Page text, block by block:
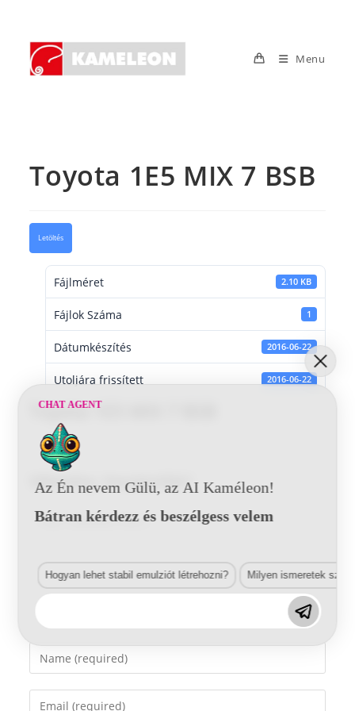
content
Menu
Toyota 1E5 MIX 7 BSB
Letöltés
Fájlméret 2.10 KB
Fájlok Száma 1
Dátumkészítés 2016-06-22
Utoljára frissített 2016-06-22
Toyota 1E5 MIX 7 BSB
Vélemény, hozzászólás?
Comment
Enter
your
name
Enter
CHAT AGENT
Az Én nevem Gülü, az AI Kaméleon!
Bátran kérdezz és beszélgess velem
Hogyan lehet stabil emulziót létrehozni? Milyen ismeretek